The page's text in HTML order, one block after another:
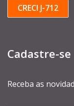
CRECI J-712
Cadastre-se
Receba as